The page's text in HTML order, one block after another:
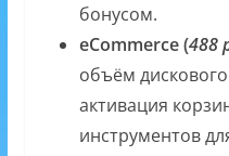
бонусом.
eCommerce (488
объём
активация
инструментов